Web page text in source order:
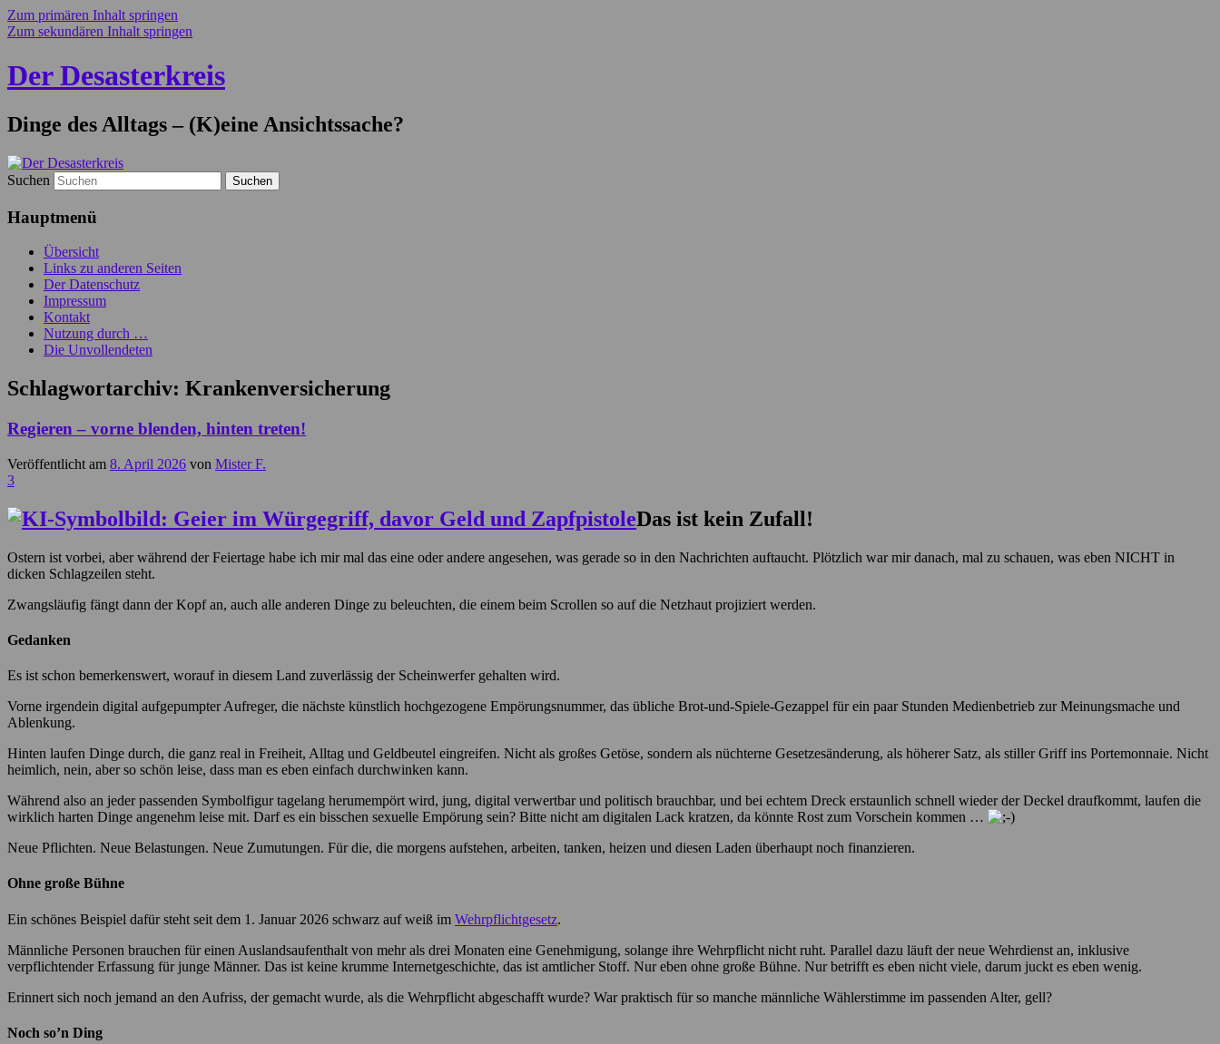
Zum primären Inhalt springen
Zum sekundären Inhalt springen
Der Desasterkreis
Dinge des Alltags – (K)eine Ansichtssache?
Suchen
Hauptmenü
Übersicht
Links zu anderen Seiten
Der Datenschutz
Impressum
Kontakt
Nutzung durch …
Die Unvollendeten
Schlagwortarchiv: Krankenversicherung
Regieren – vorne blenden, hinten treten!
Veröffentlicht am 8. April 2026 von Mister F.
3
Das ist kein Zufall!
Ostern ist vorbei, aber während der Feiertage habe ich mir mal das eine oder andere angesehen, was gerade so in den Nachrichten auftaucht. Plötzlich war mir danach, mal zu schauen, was eben NICHT in
dicken Schlagzeilen steht.
Zwangsläufig fängt dann der Kopf an, auch alle anderen Dinge zu beleuchten, die einem beim Scrollen so auf die Netzhaut projiziert werden.
Gedanken
Es ist schon bemerkenswert, worauf in diesem Land zuverlässig der Scheinwerfer gehalten wird.
Vorne irgendein digital aufgepumpter Aufreger, die nächste künstlich hochgezogene Empörungsnummer, das übliche Brot-und-Spiele-Gezappel für ein paar Stunden Medienbetrieb zur Meinungsmache und
Ablenkung.
Hinten laufen Dinge durch, die ganz real in Freiheit, Alltag und Geldbeutel eingreifen. Nicht als großes Getöse, sondern als nüchterne Gesetzesänderung, als höherer Satz, als stiller Griff ins Portemonnaie. Nicht
heimlich, nein, aber so schön leise, dass man es eben einfach durchwinken kann.
Während also an jeder passenden Symbolfigur tagelang herumempört wird, jung, digital verwertbar und politisch brauchbar, und bei echtem Dreck erstaunlich schnell wieder der Deckel draufkommt, laufen die
wirklich harten Dinge angenehm leise mit. Darf es ein bisschen sexuelle Empörung sein? Bitte nicht am digitalen Lack kratzen, da könnte Rost zum Vorschein kommen …
Neue Pflichten. Neue Belastungen. Neue Zumutungen. Für die, die morgens aufstehen, arbeiten, tanken, heizen und diesen Laden überhaupt noch finanzieren.
Ohne große Bühne
Ein schönes Beispiel dafür steht seit dem 1. Januar 2026 schwarz auf weiß im Wehrpflichtgesetz.
Männliche Personen brauchen für einen Auslandsaufenthalt von mehr als drei Monaten eine Genehmigung, solange ihre Wehrpflicht nicht ruht. Parallel dazu läuft der neue Wehrdienst an, inklusive
verpflichtender Erfassung für junge Männer. Das ist keine krumme Internetgeschichte, das ist amtlicher Stoff. Nur eben ohne große Bühne. Nur betrifft es eben nicht viele, darum juckt es eben wenig.
Erinnert sich noch jemand an den Aufriss, der gemacht wurde, als die Wehrpflicht abgeschafft wurde? War praktisch für so manche männliche Wählerstimme im passenden Alter, gell?
Noch so’n Ding